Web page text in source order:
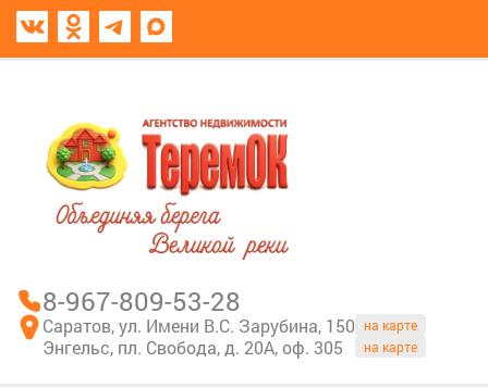
8-967-809-53-28
Саратов, ул. Имени В.С. Зарубина, 150 на карте
Энгельс, пл. Свобода, д. 20А, оф. 305 на карте